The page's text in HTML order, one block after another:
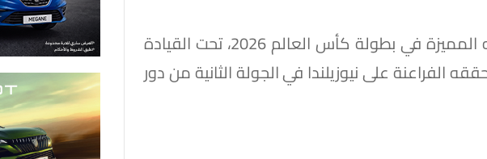
وواصل منتخب مصر الأول لكرة القدم عروضه المميزة في بطولة كأس العالم 2026، تحت القيادة
الفراعنة على نيوزيلندا في الجولة الثانية من دور